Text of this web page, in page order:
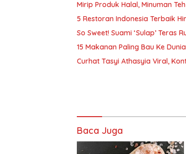
Mirip Produk Halal, Minuman
5 Restoran Indonesia Terbaik
So Sweet! Suami ‘Sulap’ Teras
15 Makanan Paling Bau Ke
Curhat Tasyi Athasyia Viral,
Baca Juga